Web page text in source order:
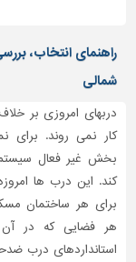
راهنمای انتخاب،
شمالی
دربهای امروزی بر
کار نمی روند. برای
بخش غیر فعال سیستم
کند. این درب ها
برای هر ساختمان
هر فضایی که در
استانداردهای درب